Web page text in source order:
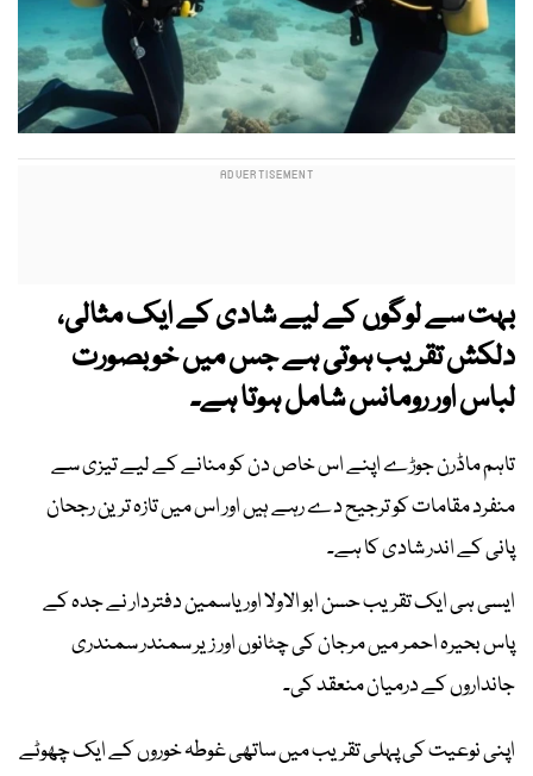
بہت سے لوگوں کے لیے شادی کے ایک مثالی،
دلکش تقریب ہوتی ہے جس میں خوبصورت
لباس اور رومانس شامل ہوتا ہے۔
تاہم ماڈرن جوڑے اپنے اس خاص دن کو منانے کے لیے تیزی سے
منفرد مقامات کو ترجیح دے رہے ہیں اور اس میں تازہ ترین رجحان
پانی کے اندر شادی کا ہے۔
ایسی ہی ایک تقریب حسن ابو الاولا اور یاسمین دفتردار نے جدہ کے
پاس بحیرہ احمر میں مرجان کی چٹانوں اور زیر سمندر سمندری
جانداروں کے درمیان منعقد کی۔
اپنی نوعیت کی پہلی تقریب میں ساتھی غوطہ خوروں کے ایک چھوٹے